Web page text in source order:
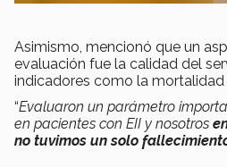
Asimismo, mencionó que un
evaluación fue la calidad del
indicadores como la mortalidad
“Evaluaron un parámetro
en pacientes con EII y nosotros
no tuvimos un solo